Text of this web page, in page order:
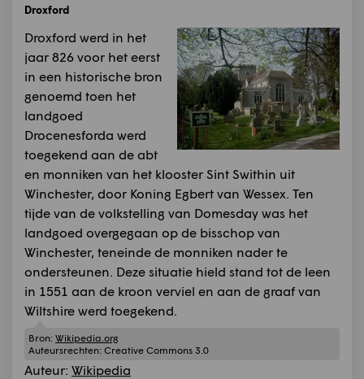
Droxford
Droxford werd in het
jaar 826 voor het eerst
in een historische bron
genoemd toen het
landgoed
Drocenesforda werd
toegekend aan de abt
en monniken van het klooster Sint Swithin uit
Winchester, door Koning Egbert van Wessex. Ten
tijde van de volkstelling van Domesday was het
landgoed overgegaan op de bisschop van
Winchester, teneinde de monniken nader te
ondersteunen. Deze situatie hield stand tot de leen
in 1551 aan de kroon verviel en aan de graaf van
Wiltshire werd toegekend.
Bron: Wikipedia.org
Auteursrechten: Creative Commons 3.0
Auteur: Wikipedia